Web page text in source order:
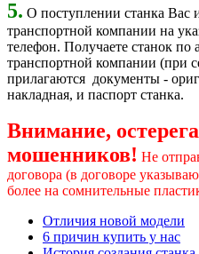
5. О поступлении станка Вас
транспортной компании на
телефон. Получаете станок по
транспортной компании (при
прилагаются документы -
накладная, и паспорт станка.
Внимание,
мошенников! Не
договора (в договоре
более на сомнительные
Отличия новой модели
6 причин купить у нас